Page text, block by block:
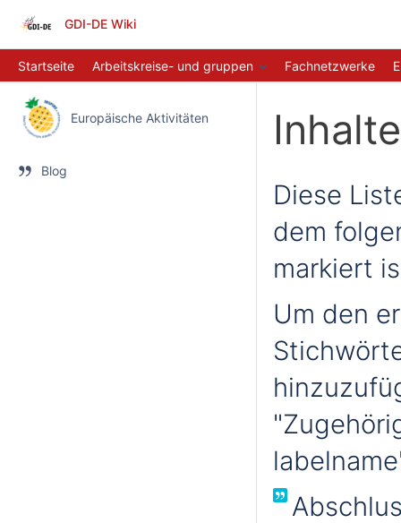
GDI-DE Wiki
Startseite Arbeitskreise- und gruppen Fachnetzwerke
Europäische Aktivitäten
Blog
Diese
dem
markiert
Um den